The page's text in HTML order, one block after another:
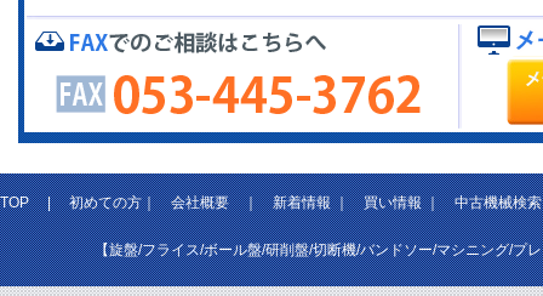
TOP|初めての方｜会社概要｜新着情報｜買い情報｜中古機械検索
【旋盤/フライス/ボール盤/研削盤/切断機/バンドソー/マシニング/プ